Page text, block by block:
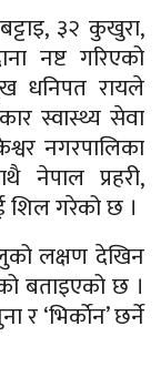
३२ कुखुरा,
नष्ट गरिएको
धनिपत रायले
स्वास्थ्य सेवा
नगरपालिका
नेपाल प्रहरी,
शिल गरेको छ ।
लक्षण देखिन
बताइएको छ ।
र ‘भिर्काेन’ छर्ने